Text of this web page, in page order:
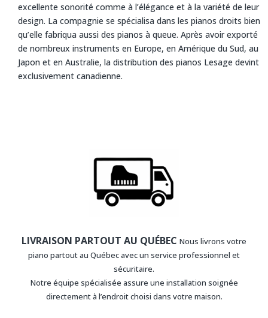
excellente sonorité comme à l’élégance et à la variété de leur
design. La compagnie se spécialisa dans les pianos droits bien
qu’elle fabriqua aussi des pianos à queue. Après avoir exporté
de nombreux instruments en Europe, en Amérique du Sud, au
Japon et en Australie, la distribution des pianos Lesage devint
exclusivement canadienne.
LIVRAISON PARTOUT AU QUÉBEC Nous livrons votre
piano partout au Québec avec un service professionnel et
sécuritaire.
Notre équipe spécialisée assure une installation soignée
directement à l’endroit choisi dans votre maison.